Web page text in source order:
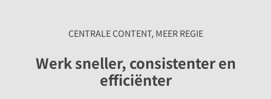
CENTRALE CONTENT, MEER REGIE
Werk sneller, consistenter en
efficiënter